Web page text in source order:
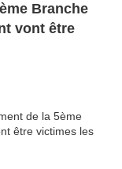
Branche
vont être